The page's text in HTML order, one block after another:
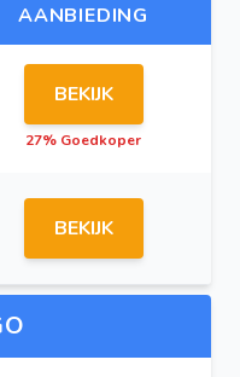
AANBIEDING
BEKIJK
27% Goedkoper
BEKIJK